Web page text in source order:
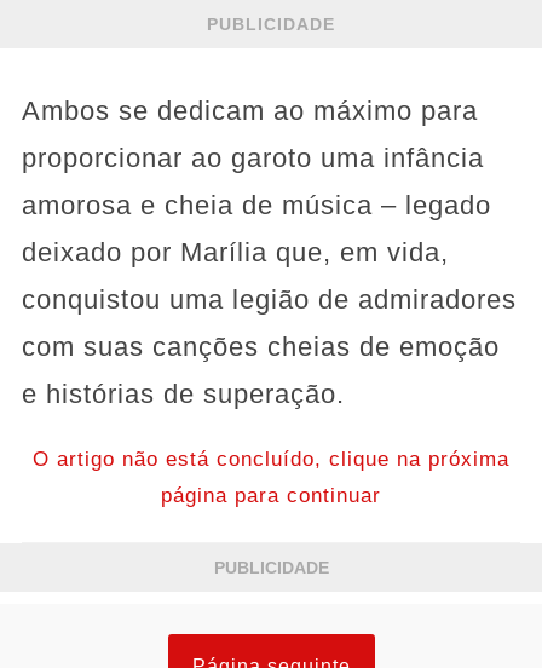
PUBLICIDADE
Ambos se dedicam ao máximo para
proporcionar ao garoto uma infância
amorosa e cheia de música – legado
deixado por Marília que, em vida,
conquistou uma legião de admiradores
com suas canções cheias de emoção
e histórias de superação.
O artigo não está concluído, clique na próxima
página para continuar
PUBLICIDADE